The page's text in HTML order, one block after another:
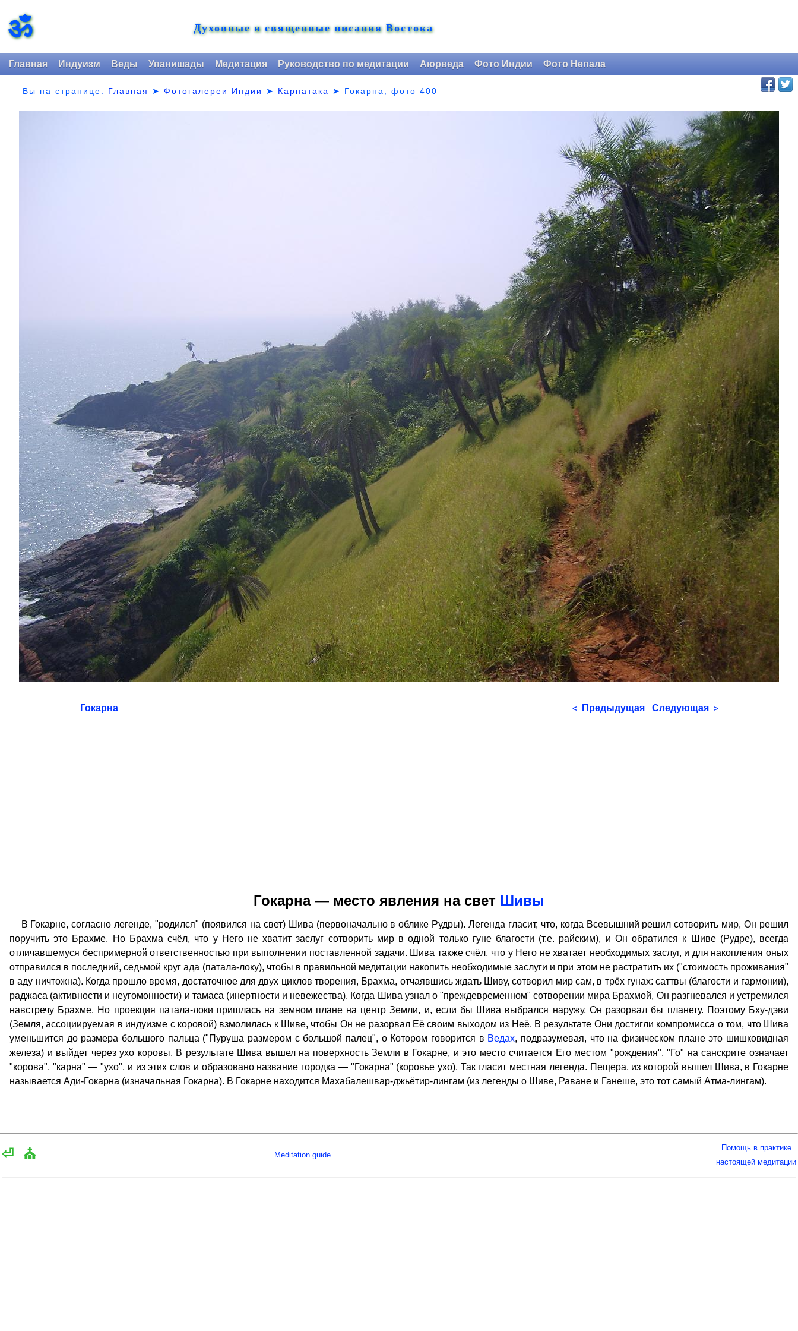
ॐ Духовные и священные писания Востока
Главная Индуизм Веды Упанишады Медитация Руководство по медитации Аюрведа Фото Индии Фото Непала
Вы на странице: Главная ➤Фотогалереи Индии ➤ Карнатака ➤ Гокарна, фото 400
Гокарна < Предыдущая Следующая >
Гокарна — место явления на свет Шивы
В Гокарне, согласно легенде, "родился" (появился на свет) Шива (первоначально в облике Рудры). Легенда гласит, что, когда Всевышний решил сотворить мир, Он решил
поручить это Брахме. Но Брахма счёл, что у Него не хватит заслуг сотворить мир в одной только гуне благости (т.е. райским), и Он обратился к Шиве (Рудре), всегда
отличавшемуся беспримерной ответственностью при выполнении поставленной задачи. Шива также счёл, что у Него не хватает необходимых заслуг, и для накопления оных
отправился в последний, седьмой круг ада (патала-локу), чтобы в правильной медитации накопить необходимые заслуги и при этом не растратить их ("стоимость проживания"
в аду ничтожна). Когда прошло время, достаточное для двух циклов творения, Брахма, отчаявшись ждать Шиву, сотворил мир сам, в трёх гунах: саттвы (благости и гармонии),
раджаса (активности и неугомонности) и тамаса (инертности и невежества). Когда Шива узнал о "преждевременном" сотворении мира Брахмой, Он разгневался и устремился
навстречу Брахме. Но проекция патала-локи пришлась на земном плане на центр Земли, и, если бы Шива выбрался наружу, Он разорвал бы планету. Поэтому Бху-дэви
(Земля, ассоциируемая в индуизме с коровой) взмолилась к Шиве, чтобы Он не разорвал Её своим выходом из Неё. В результате Они достигли компромисса о том, что Шива
уменьшится до размера большого пальца ("Пуруша размером с большой палец", о Котором говорится в Ведах, подразумевая, что на физическом плане это шишковидная
железа) и выйдет через ухо коровы. В результате Шива вышел на поверхность Земли в Гокарне, и это место считается Его местом "рождения". "Го" на санскрите означает
"корова", "карна" — "ухо", и из этих слов и образовано название городка — "Гокарна" (коровье ухо). Так гласит местная легенда. Пещера, из которой вышел Шива, в Гокарне
называется Ади-Гокарна (изначальная Гокарна). В Гокарне находится Махабалешвар-джьётир-лингам (из легенды о Шиве, Раване и Ганеше, это тот самый Атма-лингам).
⏎ ⛪ Meditation guide
Помощь в практике
настоящей медитации